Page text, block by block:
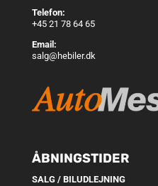
Telefon:
+45 21 78 64 65
Email:
salg@hebiler.dk
ÅBNINGSTIDER
SALG / BILUDLEJNING